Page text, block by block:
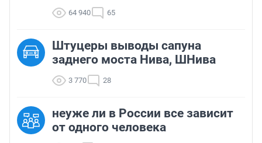
64 940 65
Штуцеры выводы сапуна
заднего моста Нива, ШНива
3 770 28
неуже ли в России все зависит
от одного человека